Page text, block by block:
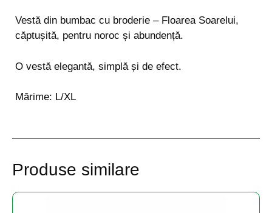
Vestă din bumbac cu broderie – Floarea Soarelui,
căptușită, pentru noroc și abundență.
O vestă elegantă, simplă și de efect.
Mărime: L/XL
Produse similare